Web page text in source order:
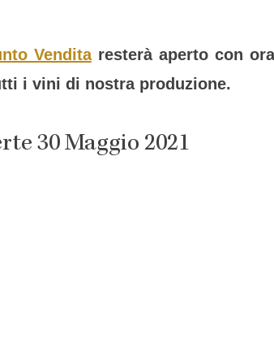
Venditaresterà aperto con
i vini di nostra produzione.
30 Maggio 2021